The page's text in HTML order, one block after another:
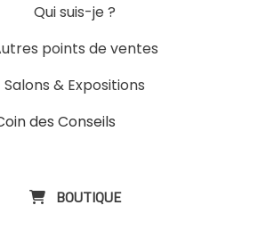
Qui suis-je ?
points de ventes
Salons & Expositions
des Conseils
 BOUTIQUE